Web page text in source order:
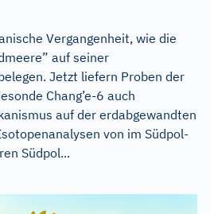
Vergangenheit, wie die
auf seiner
Jetzt liefern Proben der
Chang’e-6 auch
auf der erdabgewandten
von im Südpol-
Südpol...